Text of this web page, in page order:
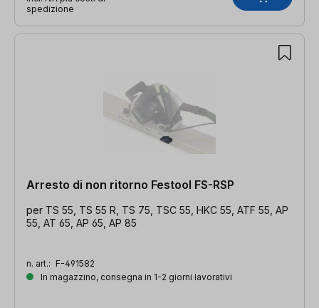
spedizione
Arresto di non ritorno Festool FS-RSP
per TS 55, TS 55 R, TS 75, TSC 55, HKC 55, ATF 55, AP
55, AT 65, AP 65, AP 85
n. art.: F-491582
In magazzino, consegna in 1-2 giorni lavorativi